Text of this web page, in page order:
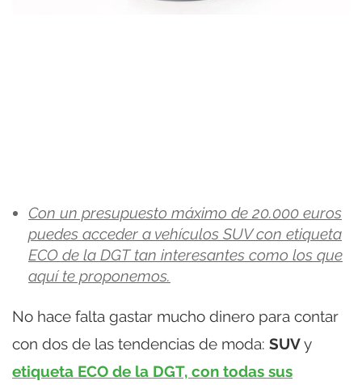
Con un presupuesto máximo de 20.000 euros
puedes acceder a vehículos SUV con etiqueta
ECO de la DGT tan interesantes como los que
aquí te proponemos.
No hace falta gastar mucho dinero para contar
con dos de las tendencias de moda: SUVy
etiqueta ECO de la DGT, con todas sus